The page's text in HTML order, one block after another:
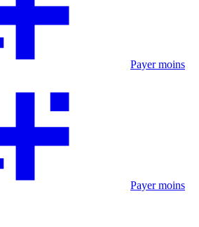
Payer moins
Payer moins